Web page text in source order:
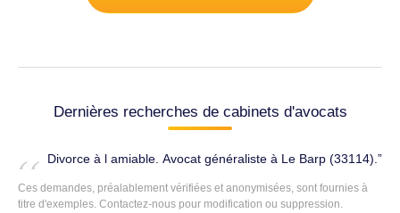
Dernières recherches de cabinets d'avocats
Divorce à l amiable. Avocat généraliste à Le Barp (33114).
Ces demandes, préalablement vérifiées et anonymisées, sont fournies à
titre d'exemples. Contactez-nous pour modification ou suppression.